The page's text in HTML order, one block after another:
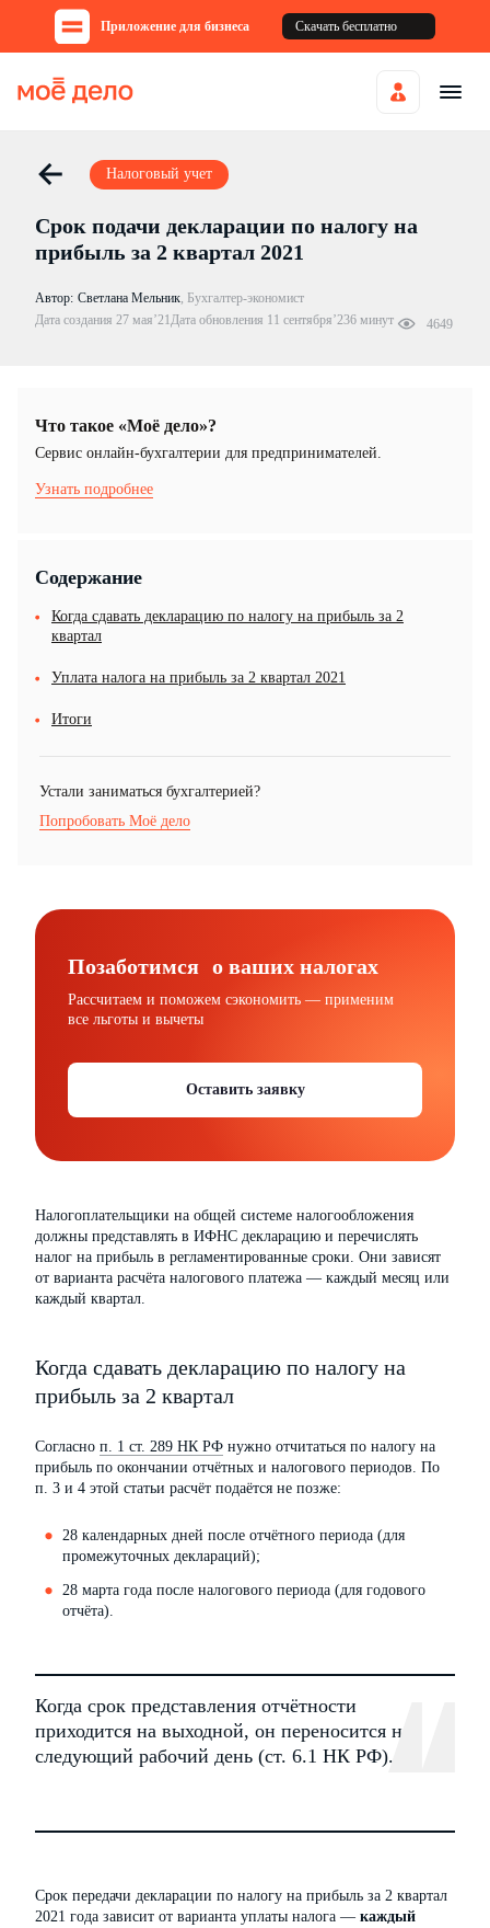
Приложение для бизнеса Скачать бесплатно
Налоговый учет
Срок подачи декларации по налогу на
прибыль за 2 квартал 2021
Автор: Светлана Мельник, Бухгалтер-экономист
Дата создания 27 мая’21Дата обновления 11 сентября’236 минут 4649
Что такое «Моё дело»?
Cервис онлайн-бухгалтерии для предпринимателей.
Узнать подробнее
Содержание
Когда сдавать декларацию по налогу на прибыль за 2
квартал
Уплата налога на прибыль за 2 квартал 2021
Итоги
Устали заниматься бухгалтерией?
Попробовать Моё дело
Позаботимся о ваших налогах
Рассчитаем и поможем сэкономить — применим
все льготы и вычеты
Оставить заявку
Налогоплательщики на общей системе налогообложения
должны представлять в ИФНС декларацию и перечислять
налог на прибыль в регламентированные сроки. Они зависят
от варианта расчёта налогового платежа — каждый месяц или
каждый квартал.
Когда сдавать декларацию по налогу на
прибыль за 2 квартал
Согласно п. 1 ст. 289 НК РФ нужно отчитаться по налогу на
прибыль по окончании отчётных и налогового периодов. По
п. 3 и 4 этой статьи расчёт подаётся не позже:
28 календарных дней после отчётного периода (для
промежуточных деклараций);
28 марта года после налогового периода (для годового
отчёта).
Когда срок представления отчётности
приходится на выходной, он переносится на
следующий рабочий день (ст. 6.1 НК РФ).
Срок передачи декларации по налогу на прибыль за 2 квартал
2021 года зависит от варианта уплаты налога — каждый